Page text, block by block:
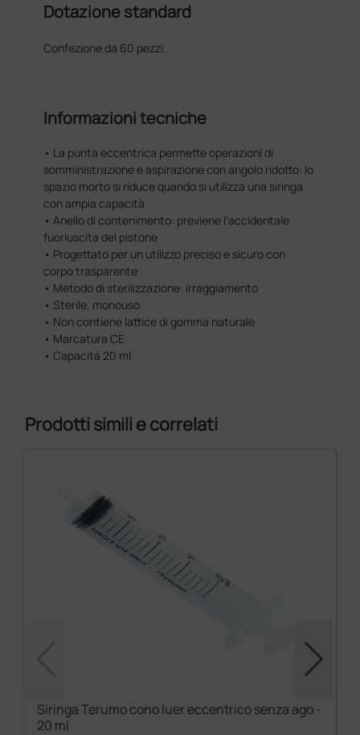
Dotazione standard
Confezione da 60 pezzi.
Informazioni tecniche
• La punta eccentrica permette operazioni di
somministrazione e aspirazione con angolo ridotto: lo
spazio morto si riduce quando si utilizza una siringa
con ampia capacità
• Anello di contenimento: previene l’accidentale
fuoriuscita del pistone
• Progettato per un utilizzo preciso e sicuro con
corpo trasparente
• Metodo di sterilizzazione: irraggiamento
• Sterile, monouso
• Non contiene lattice di gomma naturale
• Marcatura CE
• Capacità 20 ml
Prodotti simili e correlati
Siringa Terumo cono luer eccentrico senza ago -
20 ml